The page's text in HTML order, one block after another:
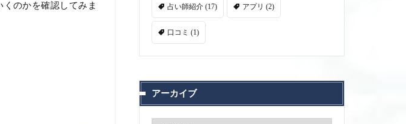
のかを確認してみま
占い師紹介 (17) アプリ (2)
口コミ (1)
アーカイブ